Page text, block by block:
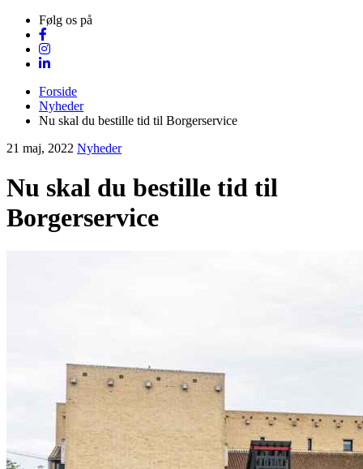
Følg os på
Forside
Nyheder
Nu skal du bestille tid til Borgerservice
21 maj, 2022 Nyheder
Nu skal du bestille tid til
Borgerservice